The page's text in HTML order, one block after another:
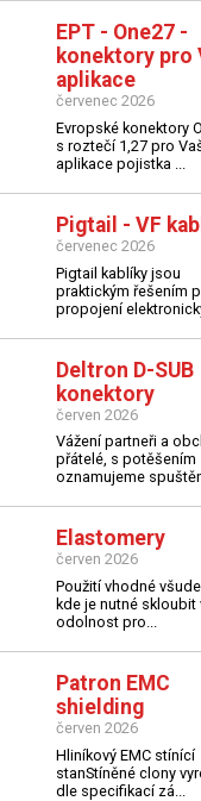
EPT - One27 -
konektory pro
aplikace
červenec 2026
Evropské konektory
s roztečí 1,27 pro
aplikace pojistka ...
Pigtail - VF
červenec 2026
Pigtail kablíky jsou
praktickým řešením
propojení
Deltron D-SUB
konektory
červen 2026
Vážení partneři a
přátelé, s potěšením
oznamujeme
Elastomery
červen 2026
Použití vhodné
kde je nutné skloubit
odolnost pro...
Patron EMC
shielding
červen 2026
Hliníkový EMC stínící
stanStíněné clony
dle specifikací zá...